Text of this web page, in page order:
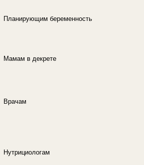
Нутрициологам
Планирующим беременность
Мамам в декрете
Врачам